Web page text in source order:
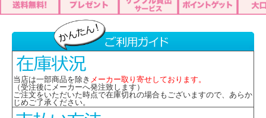
当店は一部商品を除き メーカー取り寄せしております。
（受注後にメーカーへ発注致します）
ご注文をいただいた時点で在庫切れの場合もございますので、あらか
じめご了承ください。